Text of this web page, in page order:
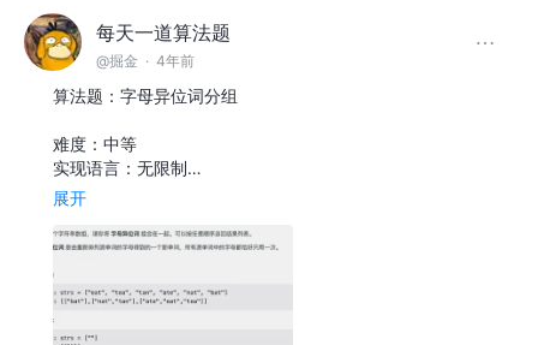
每天一道算法题
@掘金 · 4年前
算法题：字母异位词分组
难度：中等
实现语言：无限制…
展开